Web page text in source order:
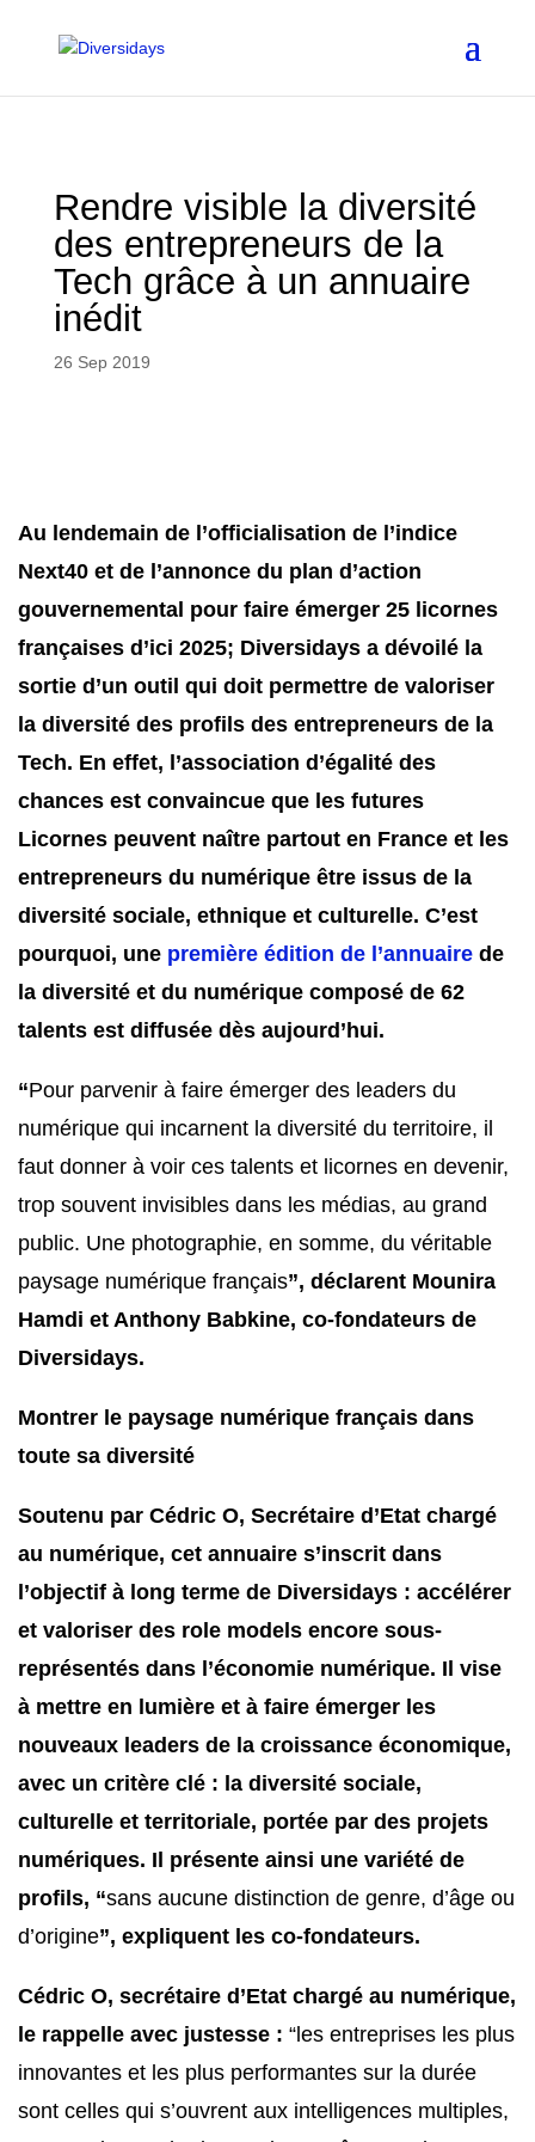
principal
Rendre visible la diversité
des entrepreneurs de la
Tech grâce à un annuaire
inédit
26 Sep 2019
Au lendemain de l’officialisation de l’indice
Next40 et de l’annonce du plan d’action
gouvernemental pour faire émerger 25 licornes
françaises d’ici 2025; Diversidays a dévoilé la
sortie d’un outil qui doit permettre de valoriser
la diversité des profils des entrepreneurs de la
Tech. En effet, l’association d’égalité des
chances est convaincue que les futures
Licornes peuvent naître partout en France et les
entrepreneurs du numérique être issus de la
diversité sociale, ethnique et culturelle. C’est
pourquoi, une première édition de l’annuaire de
la diversité et du numérique composé de 62
talents est diffusée dès aujourd’hui.
“Pour parvenir à faire émerger des leaders du
numérique qui incarnent la diversité du territoire, il
faut donner à voir ces talents et licornes en devenir,
trop souvent invisibles dans les médias, au grand
public. Une photographie, en somme, du véritable
paysage numérique français”, déclarent Mounira
Hamdi et Anthony Babkine, co-fondateurs de
Diversidays.
Montrer le paysage numérique français dans
toute sa diversité
Soutenu par Cédric O, Secrétaire d’Etat chargé
au numérique, cet annuaire s’inscrit dans
l’objectif à long terme de Diversidays : accélérer
et valoriser des role models encore sous-
représentés dans l’économie numérique. Il vise
à mettre en lumière et à faire émerger les
nouveaux leaders de la croissance économique,
avec un critère clé : la diversité sociale,
culturelle et territoriale, portée par des projets
numériques. Il présente ainsi une variété de
profils, “sans aucune distinction de genre, d’âge ou
d’origine”, expliquent les co-fondateurs.
Cédric O, secrétaire d’Etat chargé au numérique,
le rappelle avec justesse : “les entreprises les plus
innovantes et les plus performantes sur la durée
sont celles qui s’ouvrent aux intelligences multiples,